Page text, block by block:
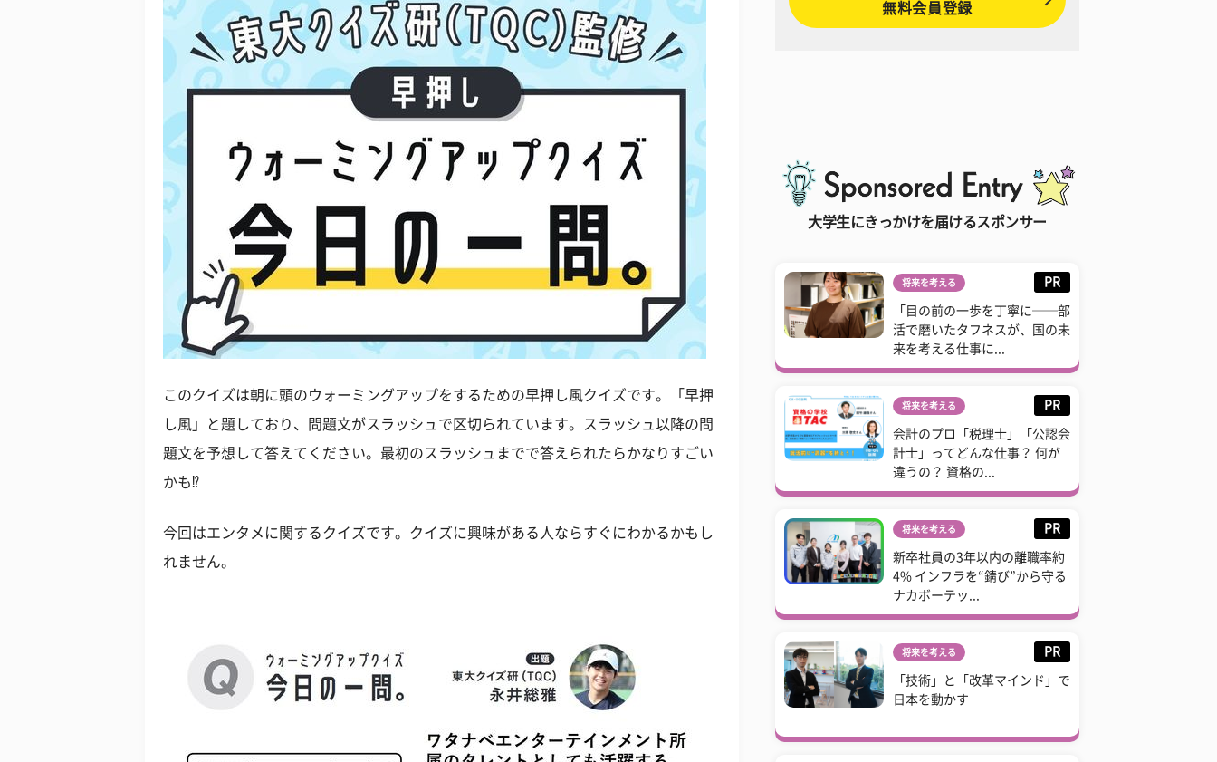
このクイズは朝に頭のウォーミングアップをするための早押し風クイズです。「早押
し風」と題しており、問題文がスラッシュで区切られています。スラッシュ以降の問
題文を予想して答えてください。最初のスラッシュまでで答えられたらかなりすごい
かも⁉︎
今回はエンタメに関するクイズです。クイズに興味がある人ならすぐにわかるかもし
れません。
無料会員登録
大学生にきっかけを届けるスポンサー
将来を考える PR
「目の前の一歩を丁寧に──部
活で磨いたタフネスが、国の未
来を考える仕事に...
将来を考える PR
会計のプロ「税理士」「公認会
計士」ってどんな仕事？ 何が
違うの？ 資格の...
将来を考える PR
新卒社員の3年以内の離職率約
4% インフラを“錆び”から守る
ナカボーテッ...
将来を考える PR
「技術」と「改革マインド」で
日本を動かす